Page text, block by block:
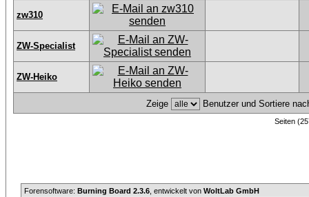
zw310
ZW-Specialist
ZW-Heiko
Zeige Benutzer und Sortiere
Seiten
Forensoftware: Burning Board 2.3.6 , entwickelt von WoltLab GmbH